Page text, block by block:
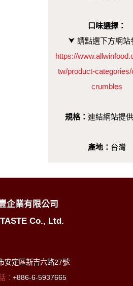
口味選擇：
⮟ 請點選下方網站
https://
tw/product-
crumbles
規格： 連結網站提
產地： 台灣
企業有限公司
Co., Ltd.
安定區新吉六路27號
： +886-6-5937665